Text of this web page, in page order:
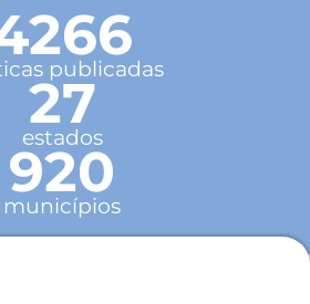
publicadas
27
estados
920
municípios